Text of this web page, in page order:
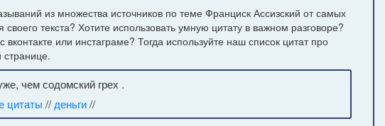
из множества источников по теме Франциск Ассизский от самых
текста? Хотите использовать умную цитату в важном разговоре?
или инстаграме? Тогда используйте наш список цитат про
чем содомский грех .
цитаты // деньги//